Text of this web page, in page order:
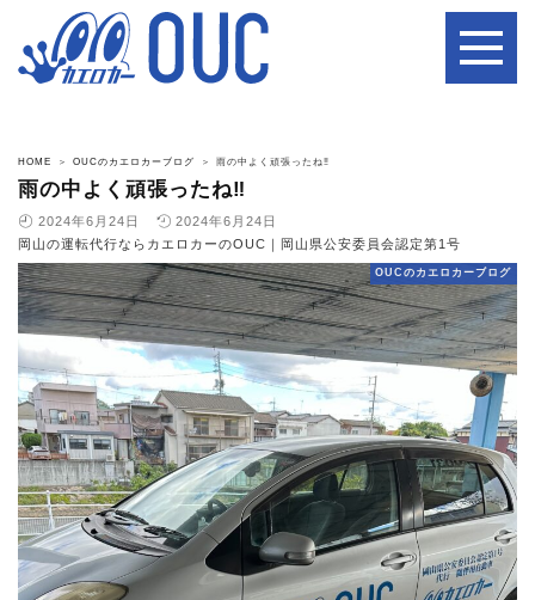
HOME OUCのカエロカーブログ 雨の中よく頑張ったね‼️
雨の中よく頑張ったね‼️
2024年6月24日
2024年6月24日
岡山の運転代行ならカエロカーのOUC｜岡山県公安委員会認定第1号
OUCのカエロカーブログ